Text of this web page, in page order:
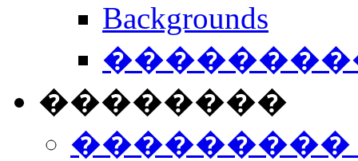
Backgrounds
��������
���������